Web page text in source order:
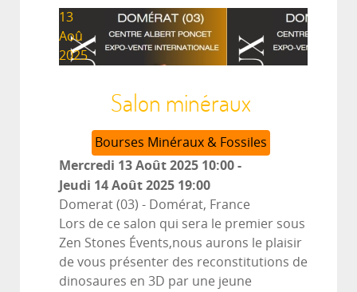
13
Aoû
2025
Salon minéraux
Bourses Minéraux & Fossiles
Mercredi 13 Août 2025 10:00-
Jeudi 14 Août 2025 19:00
Domerat (03) - Domérat, France
Lors de ce salon qui sera le premier sous
Zen Stones Évents,nous aurons le plaisir
de vous présenter des reconstitutions de
dinosaures en 3D par une jeune